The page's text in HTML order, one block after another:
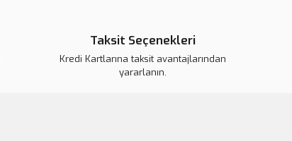
Taksit Seçenekleri
Kredi Kartlarına taksit avantajlarından
yararlanın.